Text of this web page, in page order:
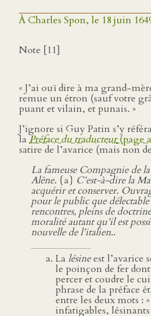
À Charles Spon, le 18 juin
Note [11]
« J’ai ouï dire à ma grand-
remue un étron (sauf votre
puant et vilain, et punais. »
J’ignore si Guy Patin s’y
laPréface du traducteur(page
satire de l’avarice (mais non
La fameuse Compagnie de
Alêne. {a} C’est-à-dire la
acquérir et conserver.
pour le public que
rencontres, pleins de
moralité autant qu’il est
nouvelle de l’italien..
La lésineest l’avarice
le poinçon de fer
percer et coudre le
phrase de la préface
entre les deux mots :
infatigables,